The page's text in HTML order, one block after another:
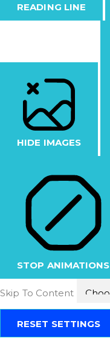
READING LINE
HIDE IMAGES
STOP ANIMATIONS
Skip To Content
RESET SETTINGS